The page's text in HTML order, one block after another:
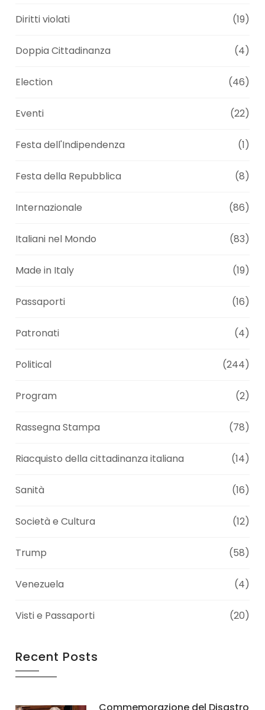
Diritti violati (19)
Doppia Cittadinanza (4)
Election (46)
Eventi (22)
Festa dell'Indipendenza (1)
Festa della Repubblica (8)
Internazionale (86)
Italiani nel Mondo (83)
Made in Italy (19)
Passaporti (16)
Patronati (4)
Political (244)
Program (2)
Rassegna Stampa (78)
Riacquisto della cittadinanza italiana (14)
Sanità (16)
Società e Cultura (12)
Trump (58)
Venezuela (4)
Visti e Passaporti (20)
Recent Posts
Commemorazione del Disastro